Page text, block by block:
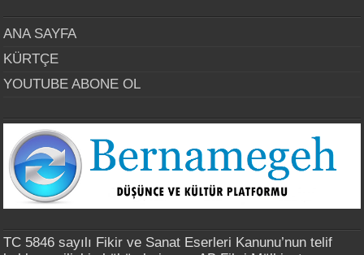
ANA SAYFA
KÜRTÇE
YOUTUBE ABONE OL
TC 5846 sayılı Fikir ve Sanat Eserleri Kanunu’nun telif